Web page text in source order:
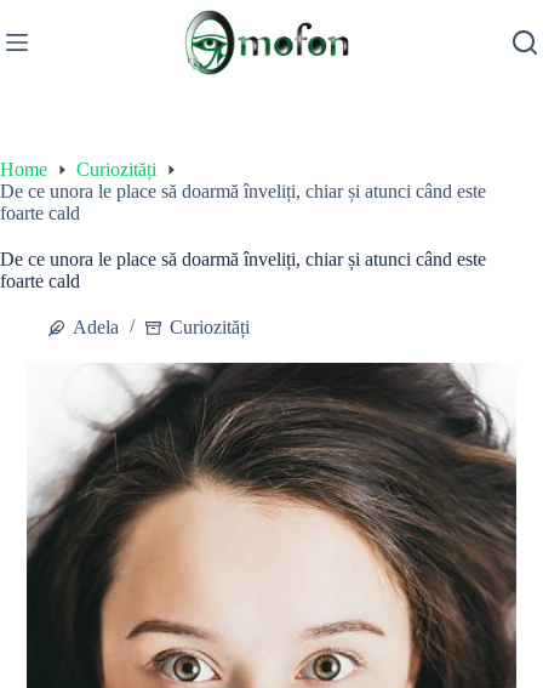
to
content
Home
Curiozități
De ce unora le place să doarmă înveliți, chiar și atunci când este
foarte cald
De ce unora le place să doarmă înveliți, chiar și atunci când este
foarte cald
Adela Curiozități